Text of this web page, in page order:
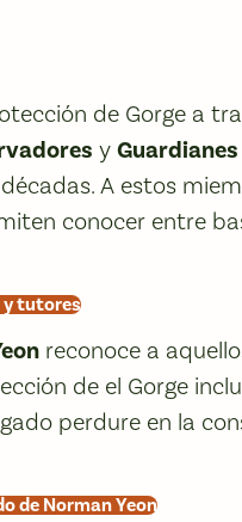
de Gorge a
y
A estos
conocer entre
y tutores
reconoce a
de el Gorge
perdure en la
de Norman Yeon